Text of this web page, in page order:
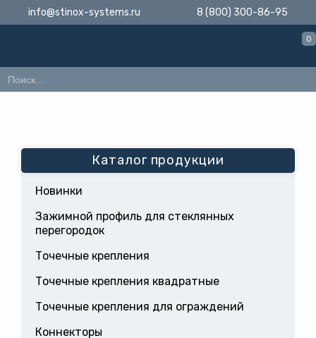
info@stinox-systems.ru 8 (800) 300-86-95
0
Каталог продукции
Новинки
Зажимной профиль для стеклянных
перегородок
Точечные крепления
Точечные крепления квадратные
Точечные крепления для ограждений
Коннекторы